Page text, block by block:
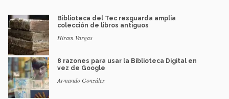
Biblioteca del Tec resguarda amplia
colección de libros antiguos
Hiram Vargas
8 razones para usar la Biblioteca Digital en
vez de Google
Armando González